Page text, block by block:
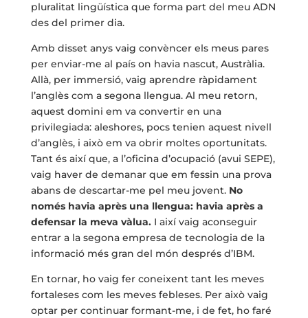
pluralitat lingüística que forma part del meu ADN
des del primer dia.
Amb disset anys vaig convèncer els meus pares
per enviar-me al país on havia nascut, Austràlia.
Allà, per immersió, vaig aprendre ràpidament
l’anglès com a segona llengua. Al meu retorn,
aquest domini em va convertir en una
privilegiada: aleshores, pocs tenien aquest nivell
d’anglès, i això em va obrir moltes oportunitats.
Tant és així que, a l’oficina d’ocupació (avui SEPE),
vaig haver de demanar que em fessin una prova
abans de descartar-me pel meu jovent. No
només havia après una llengua: havia après a
defensar la meva vàlua.I així vaig aconseguir
entrar a la segona empresa de tecnologia de la
informació més gran del món després d’IBM.
En tornar, ho vaig fer coneixent tant les meves
fortaleses com les meves febleses. Per això vaig
optar per continuar formant-me, i de fet, ho faré